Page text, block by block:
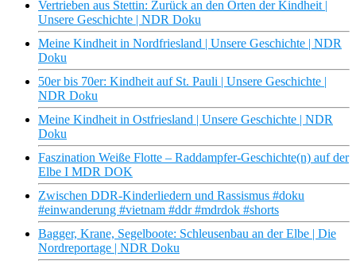
Vertrieben aus Stettin: Zurück an den Orten der Kindheit |
Unsere Geschichte | NDR Doku
Meine Kindheit in Nordfriesland | Unsere Geschichte | NDR
Doku
50er bis 70er: Kindheit auf St. Pauli | Unsere Geschichte |
NDR Doku
Meine Kindheit in Ostfriesland | Unsere Geschichte | NDR
Doku
Faszination Weiße Flotte – Raddampfer-Geschichte(n) auf der
Elbe I MDR DOK
Zwischen DDR-Kinderliedern und Rassismus #doku
#einwanderung #vietnam #ddr #mdrdok #shorts
Bagger, Krane, Segelboote: Schleusenbau an der Elbe | Die
Nordreportage | NDR Doku